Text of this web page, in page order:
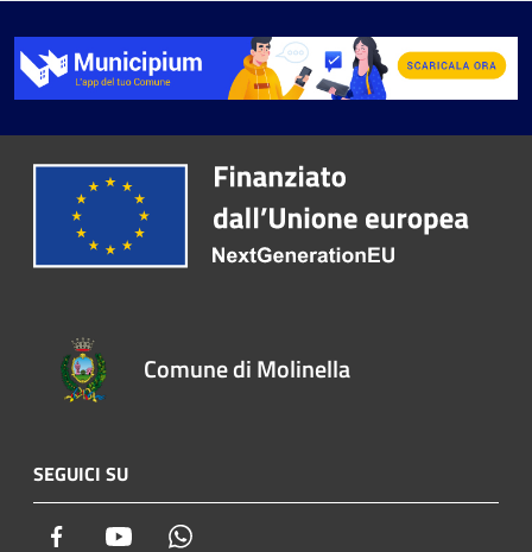
Comune di Molinella
SEGUICI SU
Facebook Youtube